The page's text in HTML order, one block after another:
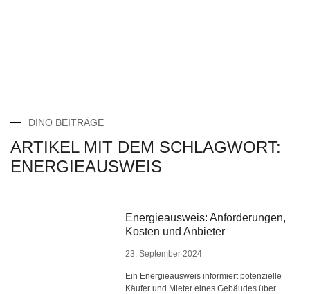
DINO BEITRÄGE
ARTIKEL MIT DEM SCHLAGWORT:
ENERGIEAUSWEIS
Energieausweis: Anforderungen,
Kosten und Anbieter
23. September 2024
Ein Energieausweis informiert potenzielle
Käufer und Mieter eines Gebäudes über